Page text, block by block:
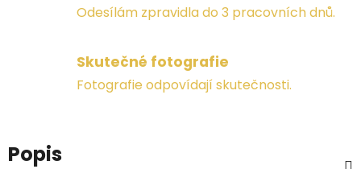
Odesílám zpravidla do 3 pracovních dnů.
Skutečné fotografie
Fotografie odpovídají skutečnosti.
Popis